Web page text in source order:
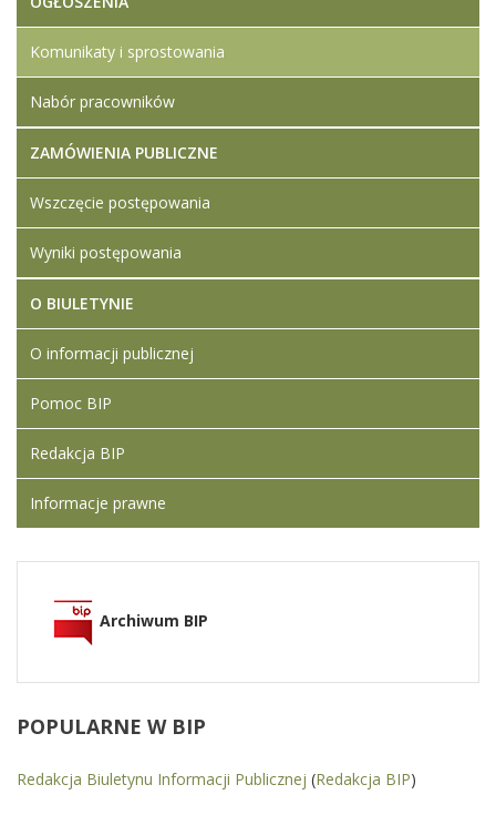
Komunikaty i sprostowania
Nabór pracowników
ZAMÓWIENIA PUBLICZNE
Wszczęcie postępowania
Wyniki postępowania
O BIULETYNIE
O informacji publicznej
Pomoc BIP
Redakcja BIP
Informacje prawne
Archiwum BIP
POPULARNE W BIP
Redakcja Biuletynu Informacji Publicznej (Redakcja BIP)